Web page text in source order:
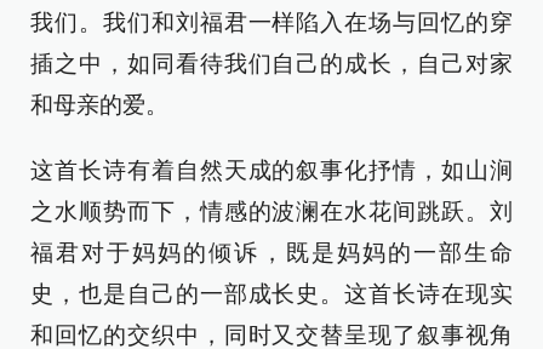
我们。我们和刘福君一样陷入在场与回忆的穿
插之中，如同看待我们自己的成长，自己对家
和母亲的爱。
这首长诗有着自然天成的叙事化抒情，如山涧
之水顺势而下，情感的波澜在水花间跳跃。刘
福君对于妈妈的倾诉，既是妈妈的一部生命
史，也是自己的一部成长史。这首长诗在现实
和回忆的交织中，同时又交替呈现了叙事视角